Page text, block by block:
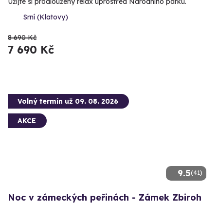
Srní (Klatovy)
8 690 Kč
7 690 Kč
9.5(41)
Volný termín už 09. 08. 2026
AKCE
Noc v zámeckých peřinách - Zámek Zbiroh